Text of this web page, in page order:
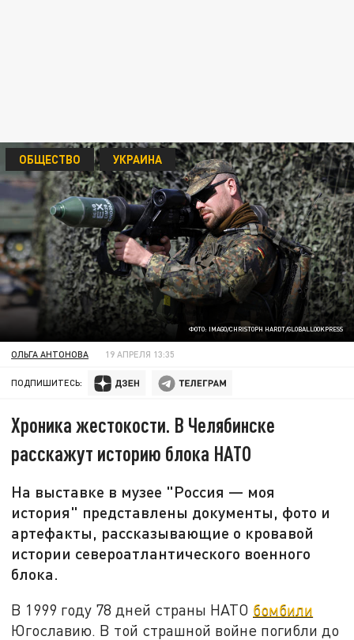
ФОТО: IMAGO/CHRISTOPH HARDT/GLOBALLOOKPRESS
ОБЩЕСТВО УКРАИНА
ОЛЬГА АНТОНОВА 19 АПРЕЛЯ 13:35
ПОДПИШИТЕСЬ:
Хроника жестокости. В Челябинске
расскажут историю блока НАТО
На выставке в музее "Россия — моя
история" представлены документы, фото и
артефакты, рассказывающие о кровавой
истории североатлантического военного
блока.
В 1999 году 78 дней страны НАТО бомбили
Югославию. В той страшной войне погибли до